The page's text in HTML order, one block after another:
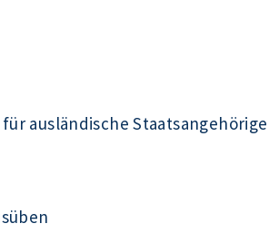
ausländische Staatsangehörige